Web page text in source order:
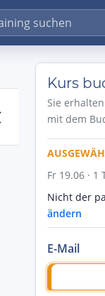
Kurs
Sie
mit dem
Fr 19.06 · 1
Nicht der
ändern
E-Mail